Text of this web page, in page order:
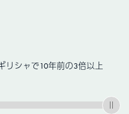
リシャで10年前の3倍以上